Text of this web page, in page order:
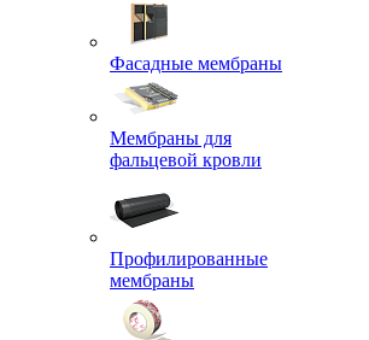
Фасадные мембраны
Мембраны для
фальцевой кровли
Профилированные
мембраны